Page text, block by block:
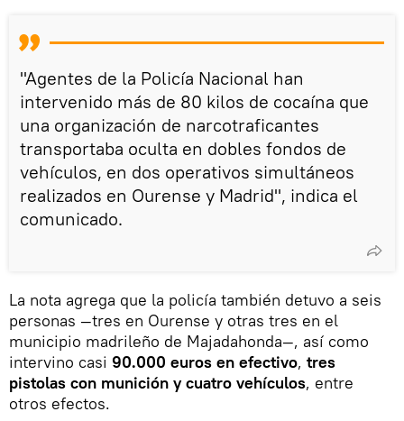
"Agentes de la Policía Nacional han
intervenido más de 80 kilos de cocaína que
una organización de narcotraficantes
transportaba oculta en dobles fondos de
vehículos, en dos operativos simultáneos
realizados en Ourense y Madrid", indica el
comunicado.
La nota agrega que la policía también detuvo a seis
personas —tres en Ourense y otras tres en el
municipio madrileño de Majadahonda—, así como
intervino casi 90.000 euros en efectivo, tres
pistolas con munición y cuatro vehículos, entre
otros efectos.